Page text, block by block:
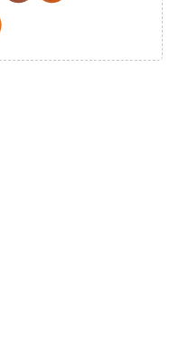
Whatsapp Social Media